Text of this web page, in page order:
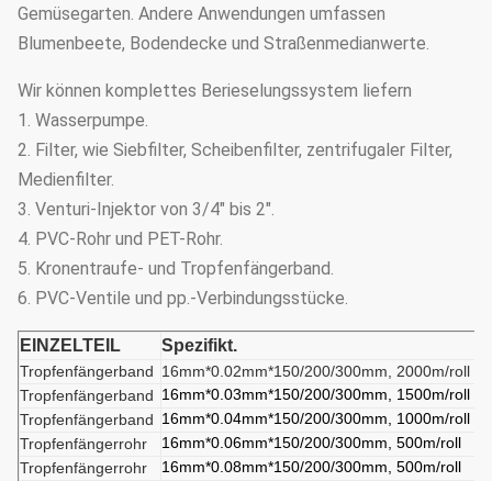
Gemüsegarten. Andere Anwendungen umfassen
Blumenbeete, Bodendecke und Straßenmedianwerte.
Wir können komplettes Berieselungssystem liefern
1. Wasserpumpe.
2. Filter, wie Siebfilter, Scheibenfilter, zentrifugaler Filter,
Medienfilter.
3. Venturi-Injektor von 3/4" bis 2".
4. PVC-Rohr und PET-Rohr.
5. Kronentraufe- und Tropfenfängerband.
6. PVC-Ventile und pp.-Verbindungsstücke.
EINZELTEIL Spezifikt.
Tropfenfängerband 16mm*0.02mm*150/200/300mm, 2000m/roll
Tropfenfängerband 16mm*0.03mm*150/200/300mm, 1500m/roll
Tropfenfängerband 16mm*0.04mm*150/200/300mm, 1000m/roll
Tropfenfängerrohr
16mm*0.06mm*150/200/300mm, 500m/roll
Tropfenfängerrohr
16mm*0.08mm*150/200/300mm, 500m/roll